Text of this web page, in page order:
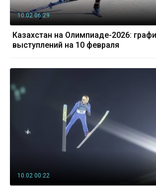
10.02 06:29
Казахстан на Олимпиаде-2026:
выступлений на 10 февраля
10.02 00:22